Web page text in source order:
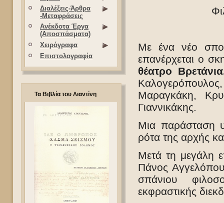
Διαλέξεις-Άρθρα
-Μεταφράσεις
Ανέκδοτα Έργα
(Αποσπάσματα)
Χειρόγραφα
Επιστολογραφία
Τα Βιβλία του Λιαντίνη
Με ένα νέο
επανέρχεται ο
θέατρο
Μαραγκάκη,
Γιαννικάκης.
Μια παράσταση
ρότα της αρχής
Μετά τη μεγάλη
Πάνος
σπάνιου
εκφραστικής